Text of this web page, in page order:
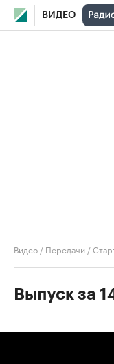
ВИДЕО
Видео / Передачи /
Выпуск за